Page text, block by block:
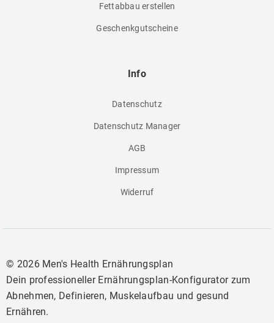
Fettabbau erstellen
Geschenkgutscheine
Info
Datenschutz
Datenschutz Manager
AGB
Impressum
Widerruf
© 2026 Men's Health Ernährungsplan
Dein professioneller Ernährungsplan-Konfigurator zum
Abnehmen, Definieren, Muskelaufbau und gesund
Ernähren.